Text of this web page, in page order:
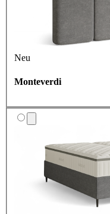
Neu
Monteverdi